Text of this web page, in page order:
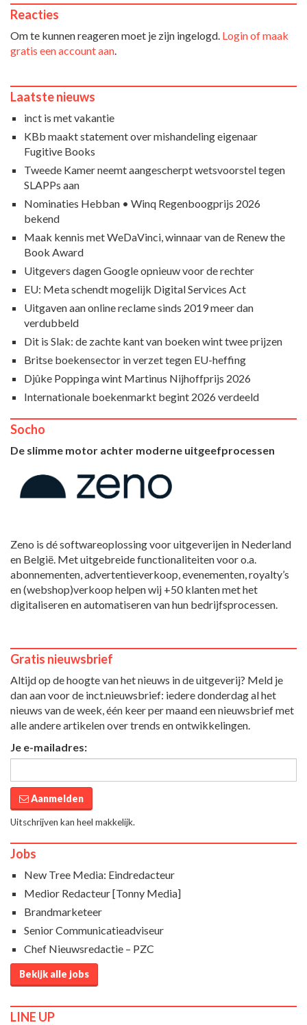
Reacties
Om te kunnen reageren moet je zijn ingelogd. Login of maak
gratis een account aan.
Laatste nieuws
inct is met vakantie
KBb maakt statement over mishandeling eigenaar
Fugitive Books
Tweede Kamer neemt aangescherpt wetsvoorstel tegen
SLAPPs aan
Nominaties Hebban • Winq Regenboogprijs 2026
bekend
Maak kennis met WeDaVinci, winnaar van de Renew the
Book Award
Uitgevers dagen Google opnieuw voor de rechter
EU: Meta schendt mogelijk Digital Services Act
Uitgaven aan online reclame sinds 2019 meer dan
verdubbeld
Dit is Slak: de zachte kant van boeken wint twee prijzen
Britse boekensector in verzet tegen EU-heffing
Djûke Poppinga wint Martinus Nijhoffprijs 2026
Internationale boekenmarkt begint 2026 verdeeld
Socho
De slimme motor achter moderne uitgeefprocessen
Zeno is dé softwareoplossing voor uitgeverijen in Nederland
en België. Met uitgebreide functionaliteiten voor o.a.
abonnementen, advertentieverkoop, evenementen, royalty’s
en (webshop)verkoop helpen wij +50 klanten met het
digitaliseren en automatiseren van hun bedrijfsprocessen.
Gratis nieuwsbrief
Altijd op de hoogte van het nieuws in de uitgeverij? Meld je
dan aan voor de inct.nieuwsbrief: iedere donderdag al het
nieuws van de week, één keer per maand een nieuwsbrief met
alle andere artikelen over trends en ontwikkelingen.
Je e-mailadres:
Aanmelden
Uitschrijven kan heel makkelijk.
Jobs
New Tree Media: Eindredacteur
Medior Redacteur [Tonny Media]
Brandmarketeer
Senior Communicatieadviseur
Chef Nieuwsredactie – PZC
Bekijk alle jobs
LINE UP